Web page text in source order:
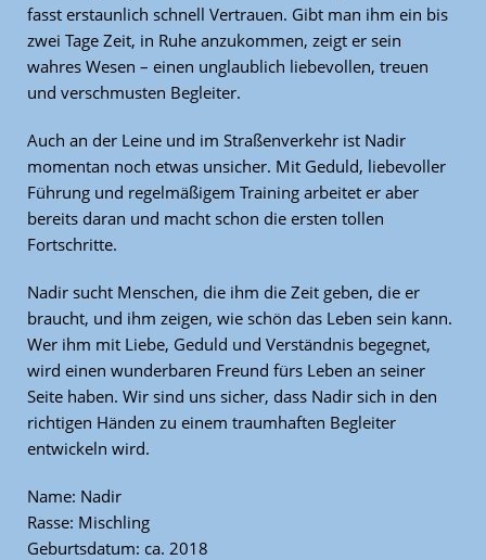
fasst erstaunlich schnell Vertrauen. Gibt man ihm ein bis
zwei Tage Zeit, in Ruhe anzukommen, zeigt er sein
wahres Wesen – einen unglaublich liebevollen, treuen
und verschmusten Begleiter.
Auch an der Leine und im Straßenverkehr ist Nadir
momentan noch etwas unsicher. Mit Geduld, liebevoller
Führung und regelmäßigem Training arbeitet er aber
bereits daran und macht schon die ersten tollen
Fortschritte.
Nadir sucht Menschen, die ihm die Zeit geben, die er
braucht, und ihm zeigen, wie schön das Leben sein kann.
Wer ihm mit Liebe, Geduld und Verständnis begegnet,
wird einen wunderbaren Freund fürs Leben an seiner
Seite haben. Wir sind uns sicher, dass Nadir sich in den
richtigen Händen zu einem traumhaften Begleiter
entwickeln wird.
Name: Nadir
Rasse: Mischling
Geburtsdatum: ca. 2018